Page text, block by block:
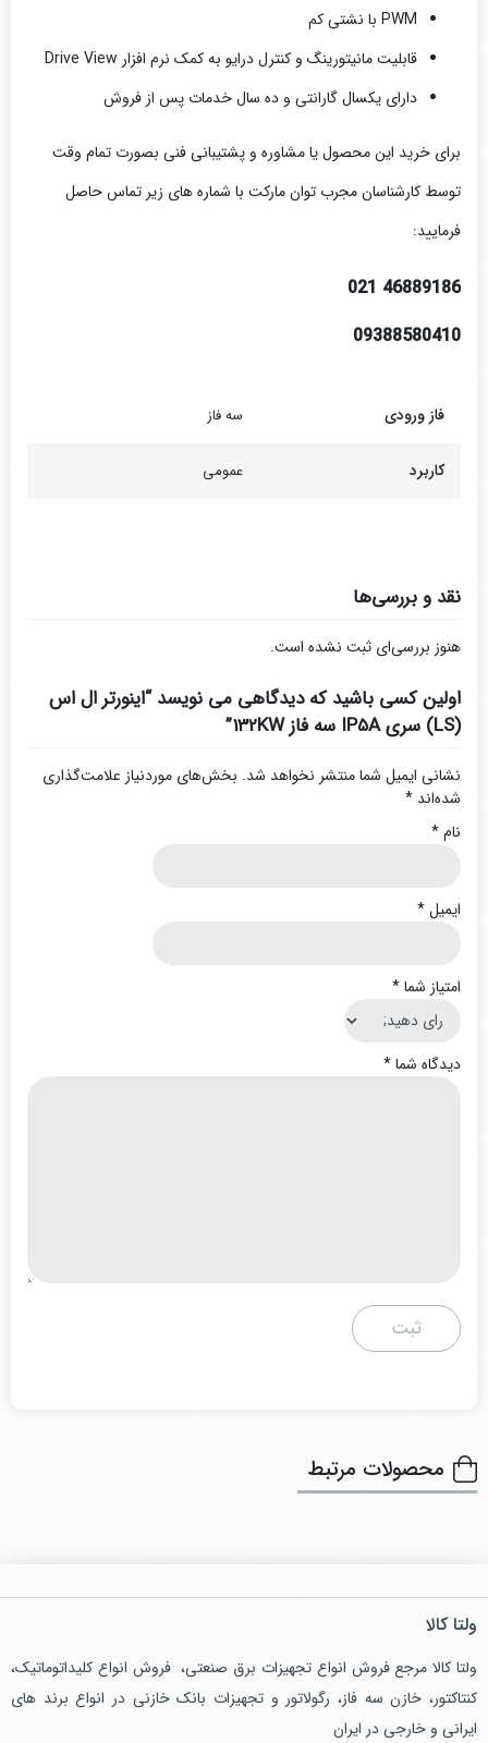
PWM با نشتی کم
قابلیت مانیتورینگ و کنترل درایو به کمک نرم افزار Drive View
دارای یکسال گارانتی و ده سال خدمات پس از فروش
برای خرید این محصول یا مشاوره و پشتیبانی فنی بصورت تمام وقت
توسط کارشناسان مجرب توان مارکت با شماره های زیر تماس حاصل
فرمایید:
46889186 021​
09388580410
فاز ورودی سه فاز
کاربرد عمومی
نقد و بررسی‌ها
هنوز بررسی‌ای ثبت نشده است.
اولین کسی باشید که دیدگاهی می نویسد “اینورتر ال اس
(LS) سری IP5A سه فاز 132KW”
نشانی ایمیل شما منتشر نخواهد شد. بخش‌های موردنیاز علامت‌گذاری
شده‌اند *
نام*
ایمیل*
امتیاز شما*
دیدگاه شما*
محصولات مرتبط
ولتا کالا
ولتا کالا مرجع فروش انواع تجهیزات برق صنعتی، فروش انواع کلیداتوماتیک،
کنتاکتور، خازن سه فاز، رگولاتور و تجهیزات بانک خازنی در انواع برند های
ایرانی و خارجی در ایران